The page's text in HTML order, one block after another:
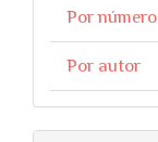
Por número
Por autor